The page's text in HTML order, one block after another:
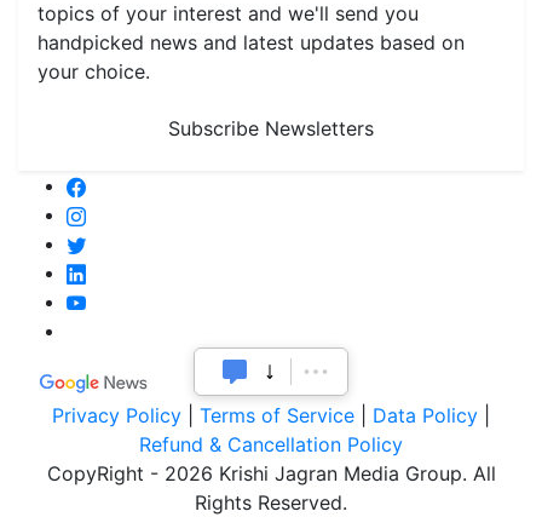
topics of your interest and we'll send you
handpicked news and latest updates based on
your choice.
Subscribe Newsletters
Privacy Policy Terms of Service Data Policy
Refund & Cancellation Policy
CopyRight - 2026 Krishi Jagran Media Group. All
Rights Reserved.